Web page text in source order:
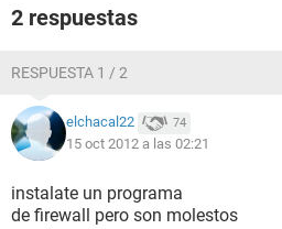
2 respuestas
RESPUESTA 1 / 2
elchacal22 74
15 oct 2012 a las 02:21
instalate un programa
de firewall pero son molestos